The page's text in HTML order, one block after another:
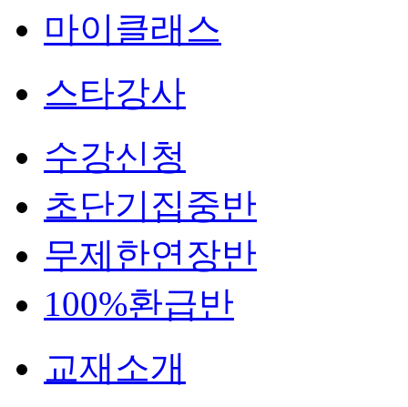
마이클래스
스타강사
수강신청
초단기집중반
무제한연장반
100%환급반
교재소개